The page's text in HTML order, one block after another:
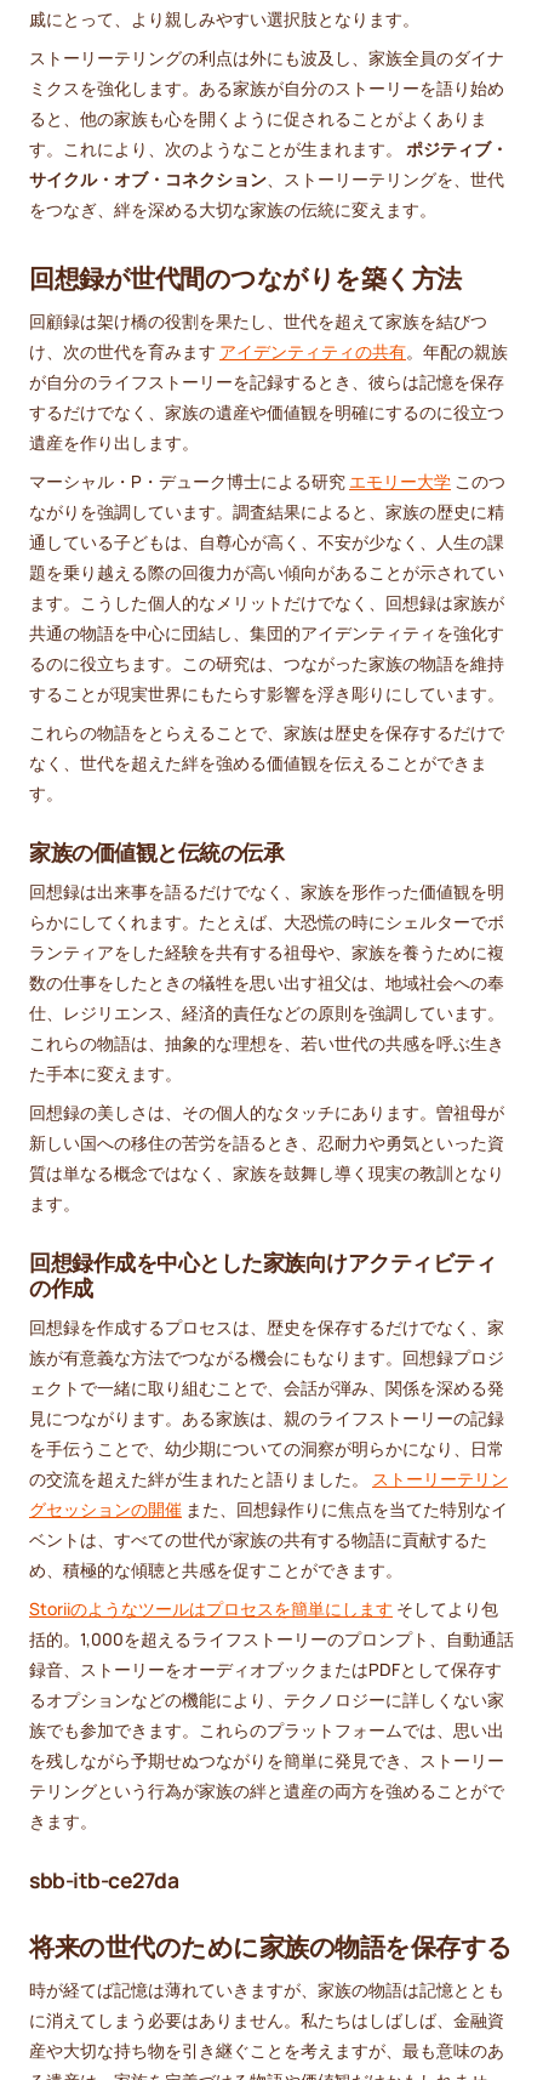
戚にとって、より親しみやすい選択肢となります。
ストーリーテリングの利点は外にも波及し、家族全員のダイナ
ミクスを強化します。ある家族が自分のストーリーを語り始め
ると、他の家族も心を開くように促されることがよくありま
す。これにより、次のようなことが生まれます。 ポジティブ・
サイクル・オブ・コネクション、ストーリーテリングを、世代
をつなぎ、絆を深める大切な家族の伝統に変えます。
回想録が世代間のつながりを築く方法
回顧録は架け橋の役割を果たし、世代を超えて家族を結びつ
け、次の世代を育みます アイデンティティの共有。年配の親族
が自分のライフストーリーを記録するとき、彼らは記憶を保存
するだけでなく、家族の遺産や価値観を明確にするのに役立つ
遺産を作り出します。
マーシャル・P・デューク博士による研究 エモリー大学 このつ
ながりを強調しています。調査結果によると、家族の歴史に精
通している子どもは、自尊心が高く、不安が少なく、人生の課
題を乗り越える際の回復力が高い傾向があることが示されてい
ます。こうした個人的なメリットだけでなく、回想録は家族が
共通の物語を中心に団結し、集団的アイデンティティを強化す
るのに役立ちます。この研究は、つながった家族の物語を維持
することが現実世界にもたらす影響を浮き彫りにしています。
これらの物語をとらえることで、家族は歴史を保存するだけで
なく、世代を超えた絆を強める価値観を伝えることができま
す。
家族の価値観と伝統の伝承
回想録は出来事を語るだけでなく、家族を形作った価値観を明
らかにしてくれます。たとえば、大恐慌の時にシェルターでボ
ランティアをした経験を共有する祖母や、家族を養うために複
数の仕事をしたときの犠牲を思い出す祖父は、地域社会への奉
仕、レジリエンス、経済的責任などの原則を強調しています。
これらの物語は、抽象的な理想を、若い世代の共感を呼ぶ生き
た手本に変えます。
回想録の美しさは、その個人的なタッチにあります。曽祖母が
新しい国への移住の苦労を語るとき、忍耐力や勇気といった資
質は単なる概念ではなく、家族を鼓舞し導く現実の教訓となり
ます。
回想録作成を中心とした家族向けアクティビティ
の作成
回想録を作成するプロセスは、歴史を保存するだけでなく、家
族が有意義な方法でつながる機会にもなります。回想録プロジ
ェクトで一緒に取り組むことで、会話が弾み、関係を深める発
見につながります。ある家族は、親のライフストーリーの記録
を手伝うことで、幼少期についての洞察が明らかになり、日常
の交流を超えた絆が生まれたと語りました。 ストーリーテリン
グセッションの開催 また、回想録作りに焦点を当てた特別なイ
ベントは、すべての世代が家族の共有する物語に貢献するた
め、積極的な傾聴と共感を促すことができます。
Storiiのようなツールはプロセスを簡単にします そしてより包
括的。1,000を超えるライフストーリーのプロンプト、自動通話
録音、ストーリーをオーディオブックまたはPDFとして保存す
るオプションなどの機能により、テクノロジーに詳しくない家
族でも参加できます。これらのプラットフォームでは、思い出
を残しながら予期せぬつながりを簡単に発見でき、ストーリー
テリングという行為が家族の絆と遺産の両方を強めることがで
きます。
sbb-itb-ce27da
将来の世代のために家族の物語を保存する
時が経てば記憶は薄れていきますが、家族の物語は記憶ととも
に消えてしまう必要はありません。私たちはしばしば、金融資
産や大切な持ち物を引き継ぐことを考えますが、最も意味のあ